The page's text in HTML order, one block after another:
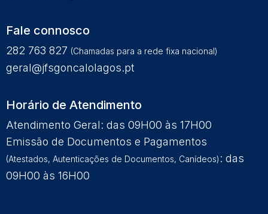
Fale connosco
282 763 827 (Chamadas para a rede fixa nacional)
geral@jfsgoncalolagos.pt
Horário de Atendimento
Atendimento Geral: das 09H00 às 17H00
Emissão de Documentos e Pagamentos
(Atestados, Autenticações de Documentos, Canídeos) : das
09H00 às 16H00